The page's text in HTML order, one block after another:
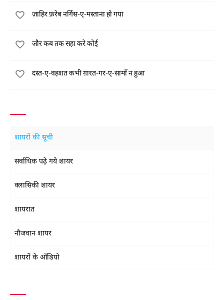
ज़ाहिर फ़रेब नर्गिस-ए-मस्ताना हो गया
जौर कब तक सहा करे कोई
दस्त-ए-वहशत कभी ग़ारत-गर-ए-सामाँ न हुआ
शायरों की सूची
सर्वाधिक पढ़े गये शायर
क्लासिकी शायर
शायरात
नौजवान शायर
शायरों के ऑडियो